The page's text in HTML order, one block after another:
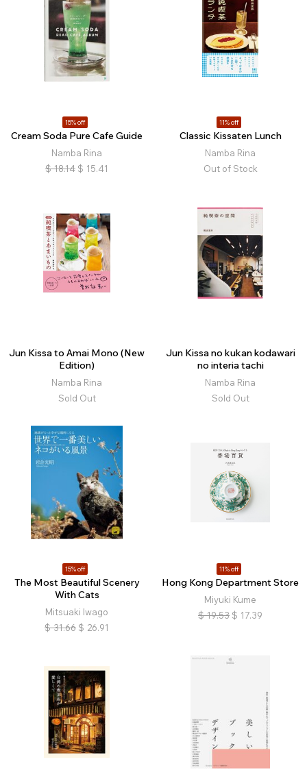
15% off
Cream Soda Pure Cafe Guide
Namba Rina
$ 18.14 $ 15.41
11% off
Classic Kissaten Lunch
Namba Rina
Out of Stock
Jun Kissa to Amai Mono (New
Edition)
Namba Rina
Sold Out
Jun Kissa no kukan kodawari
no interia tachi
Namba Rina
Sold Out
15% off
The Most Beautiful Scenery
With Cats
Mitsuaki Iwago
$ 31.66 $ 26.91
11% off
Hong Kong Department Store
Miyuki Kume
$ 19.53 $ 17.39